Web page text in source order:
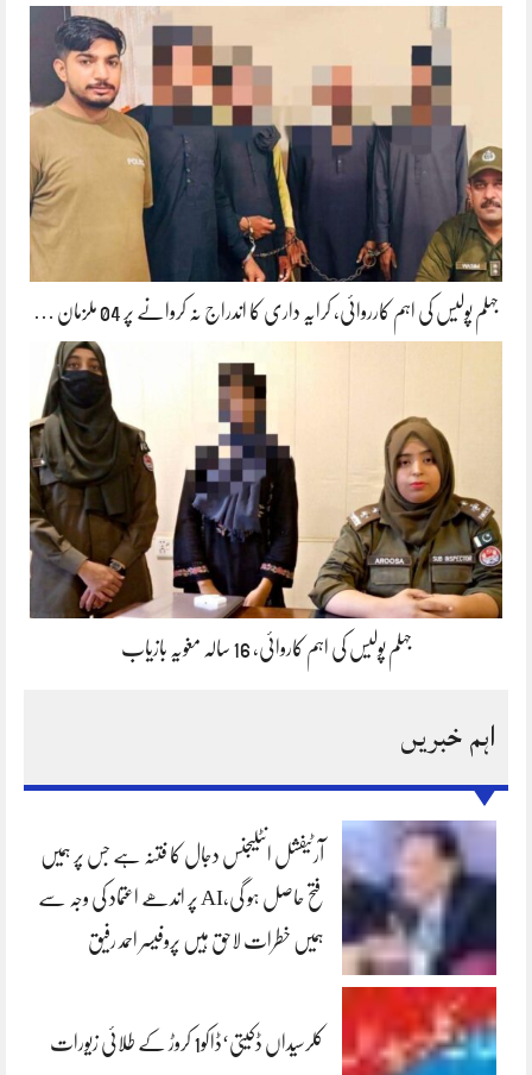
جہلم پولیس کی اہم کارروائی، کرایہ داری کا اندراج نہ کروانے پر 04 ملزمان …
جہلم پولیس کی اہم کاروائی، 16 سالہ مغویہ بازیاب
اہم خبریں
آرٹیفشل انٹلیجنس دجال کا فتنہ ہے جس پر ہمیں
فتح حاصل ہو گی،AI پر اندھے اعتماد کی وجہ سے
ہمیں خطرات لاحق ہیں پروفیسر احمد رفیق
کلرسیداں ڈکیتی‘ڈاکو1 کروڑ کے طلائی زیورات